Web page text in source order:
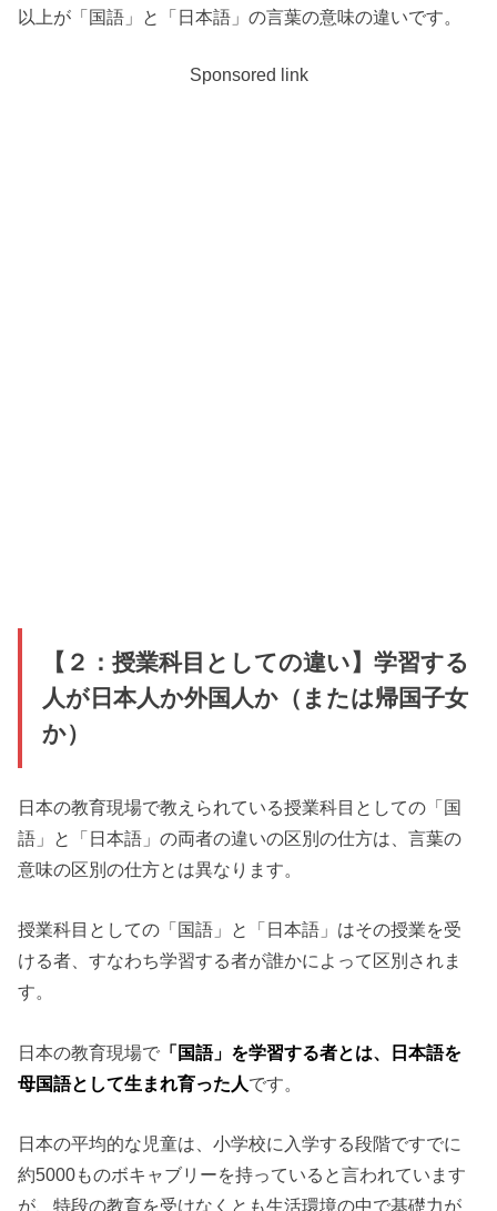
以上が「国語」と「日本語」の言葉の意味の違いです。
Sponsored link
【２：授業科目としての違い】学習する
人が日本人か外国人か（または帰国子女
か）
日本の教育現場で教えられている授業科目としての「国
語」と「日本語」の両者の違いの区別の仕方は、言葉の
意味の区別の仕方とは異なります。
授業科目としての「国語」と「日本語」はその授業を受
ける者、すなわち学習する者が誰かによって区別されま
す。
日本の教育現場で 「国語」を学習する者とは、日本語を
母国語として生まれ育った人です。
日本の平均的な児童は、小学校に入学する段階ですでに
約5000ものボキャブリーを持っていると言われています
が、特段の教育を受けなくとも生活環境の中で基礎力が